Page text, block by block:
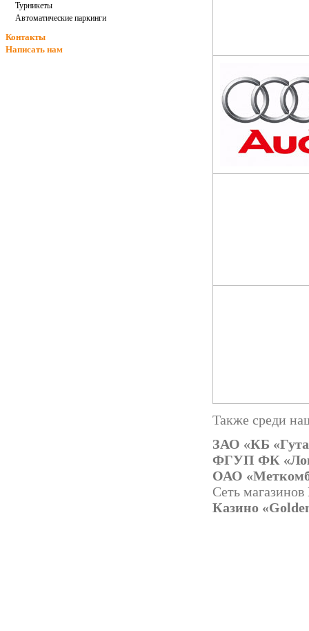
Турникеты
Автоматические паркинги
Контакты
Написать нам
Также среди
ЗАО «КБ
ФГУП ФК
ОАО
Сеть магазинов
Казино